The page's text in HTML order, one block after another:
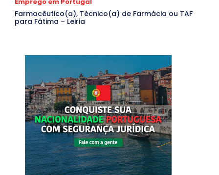
Farmacêutico(a), Técnico(a) de Farmácia ou TAF
para Fátima – Leiria